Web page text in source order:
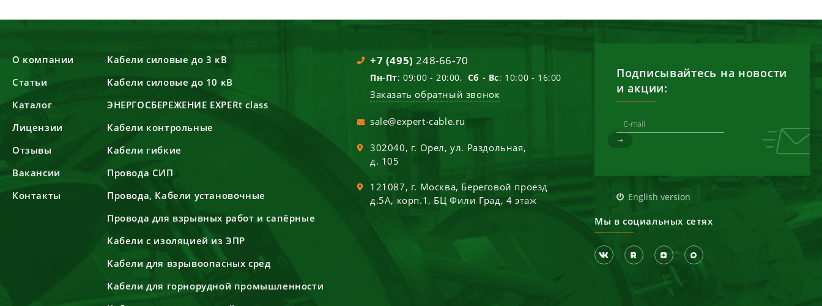
О компании
Статьи
Каталог
Лицензии
Отзывы
Вакансии
Контакты
Кабели силовые до 3 кВ
Кабели силовые до 10 кВ
ЭНЕРГОСБЕРЕЖЕНИЕ EXPERt class
Кабели контрольные
Кабели гибкие
Провода СИП
Провода, Кабели установочные
Провода для взрывных работ и сапёрные
Кабели с изоляцией из ЭПР
Кабели для взрывоопасных сред
Кабели для горнорудной промышленности
+7 (495) 248-66-70
Пн-Пт: 09:00 - 20:00, Сб - Вс: 10:00 - 16:00
Заказать обратный звонок
sale@expert-cable.ru
302040, г. Орел,ул. Раздольная,
д. 105
121087, г. Москва, Береговой проезд
д.5А, корп.1, БЦ Фили Град, 4 этаж
Подписывайтесь на новости
и акции:
English version
Мы в социальных сетях